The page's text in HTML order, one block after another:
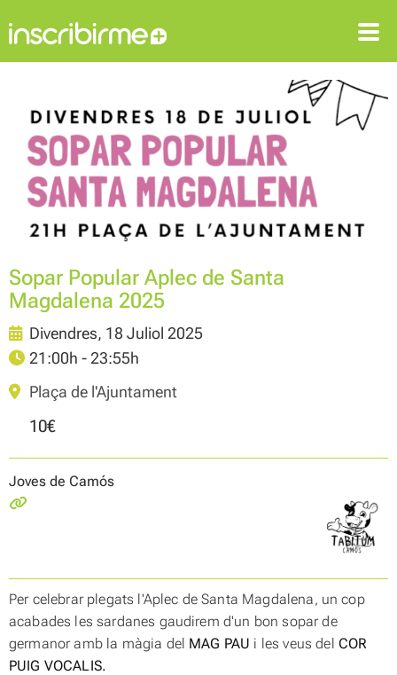
Sopar Popular Aplec de Santa
Magdalena 2025
Divendres, 18 Juliol 2025
21:00h - 23:55h
Plaça de l'Ajuntament
10€
Per celebrar plegats l'Aplec de Santa Magdalena, un cop
acabades les sardanes gaudirem d'un bon sopar de
germanor amb la màgia del MAG PAU i les veus del COR
PUIG VOCALIS.
Joves de Camós